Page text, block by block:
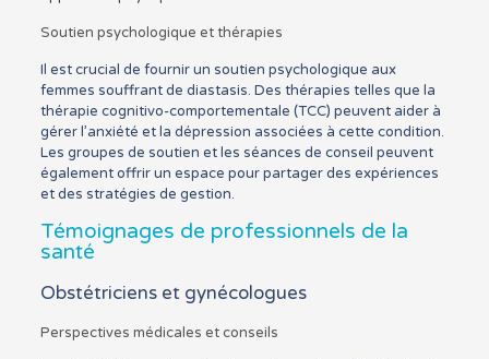
Soutien psychologique et thérapies
Il est crucial de fournir un soutien psychologique aux
femmes souffrant de diastasis. Des thérapies telles que la
thérapie cognitivo-comportementale (TCC) peuvent aider à
gérer l’anxiété et la dépression associées à cette condition.
Les groupes de soutien et les séances de conseil peuvent
également offrir un espace pour partager des expériences
et des stratégies de gestion.
Témoignages de professionnels de la
santé
Obstétriciens et gynécologues
Perspectives médicales et conseils